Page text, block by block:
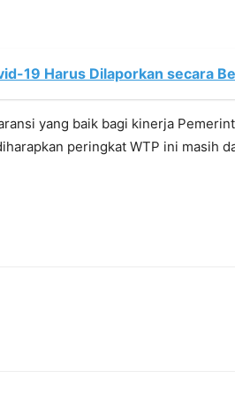
19 Harus Dilaporkan secara
yang baik bagi kinerja
peringkat WTP ini masih